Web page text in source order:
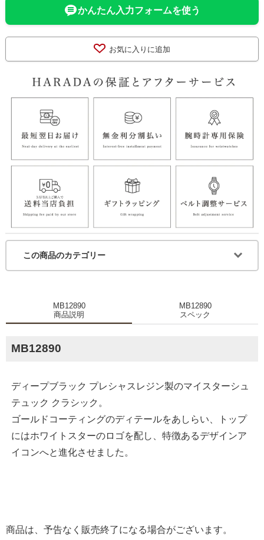
かんたん入力フォームを使う
お気に入りに追加
この商品のカテゴリー
MB12890
商品説明
MB12890
スペック
MB12890
ディープブラック プレシャスレジン製のマイスターシュ
テュック クラシック。
ゴールドコーティングのディテールをあしらい、トップ
にはホワイトスターのロゴを配し、特徴あるデザインア
イコンへと進化させました。
商品は、予告なく販売終了になる場合がございます。